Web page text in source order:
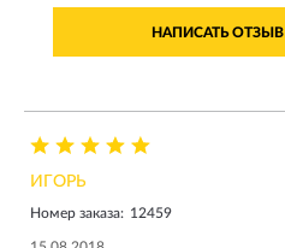
НАПИСАТЬ
ИГОРЬ
Номер заказа: 12459